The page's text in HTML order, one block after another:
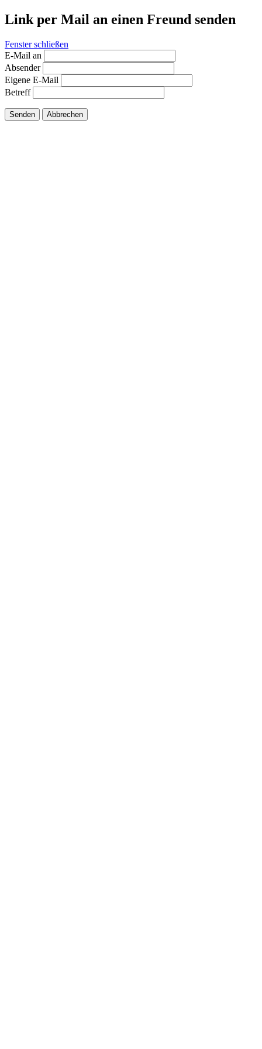
Link per Mail an einen Freund senden
Fenster schließen
E-Mail an
Absender
Eigene E-Mail
Betreff
Senden Abbrechen